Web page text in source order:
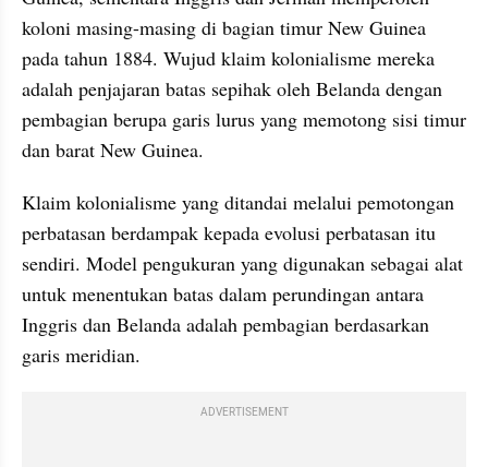
koloni masing-masing di bagian timur New Guinea
pada tahun 1884. Wujud klaim kolonialisme mereka
adalah penjajaran batas sepihak oleh Belanda dengan
pembagian berupa garis lurus yang memotong sisi timur
dan barat New Guinea.
Klaim kolonialisme yang ditandai melalui pemotongan
perbatasan berdampak kepada evolusi perbatasan itu
sendiri. Model pengukuran yang digunakan sebagai alat
untuk menentukan batas dalam perundingan antara
Inggris dan Belanda adalah pembagian berdasarkan
garis meridian.
ADVERTISEMENT